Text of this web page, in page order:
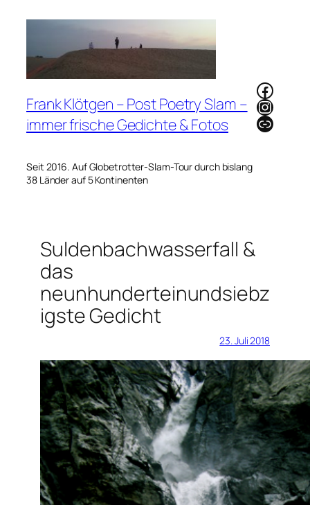
Frank Klötgen – Post Poetry Slam –
immer frische Gedichte & Fotos
Seit 2016. Auf Globetrotter-Slam-Tour durch bislang
38 Länder auf 5 Kontinenten
Link
Suldenbachwasserfall &
das
neunhunderteinundsiebz
igste Gedicht
23. Juli 2018